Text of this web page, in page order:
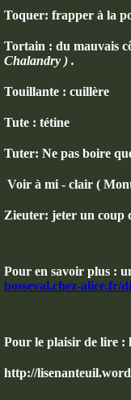
Toquer: frapper à la
Tortain : du mauvais
Chalandry ) .
Touillante : cuillère
Tute : tétine
Tuter: Ne pas boire
Voir à mi - clair (
Zieuter: jeter un coup
Pour en savoir plus :
bosseval.chez-alice.fr/
Pour le plaisir de lire :
http://